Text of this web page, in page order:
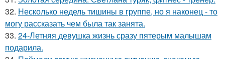
32. Несколько недель тишины в группе, но я наконец - то
могу рассказать чем была так занята.
33. 24-Летняя девушка жизнь сразу пятерым малышам
подарила.